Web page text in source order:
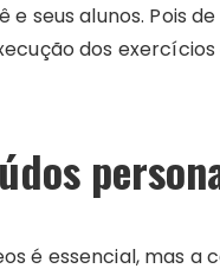
e seus alunos. Pois
dos
é essencial, mas a